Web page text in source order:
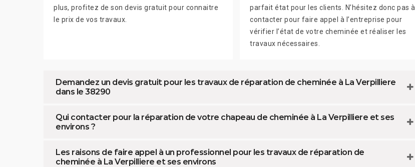
plus, profitez de son devis gratuit pour connaitre
le prix de vos travaux.
parfait état pour les clients. N’hésitez donc pas à
contacter pour faire appel à l’entreprise pour
vérifier l’état de votre cheminée et réaliser les
travaux nécessaires.
Demandez un devis gratuit pour les travaux de réparation de cheminée à La Verpilliere
dans le 38290
Qui contacter pour la réparation de votre chapeau de cheminée à La Verpilliere et ses
environs ?
Les raisons de faire appel à un professionnel pour les travaux de réparation de
cheminée à La Verpilliere et ses environs